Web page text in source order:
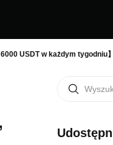
USDT w każdym